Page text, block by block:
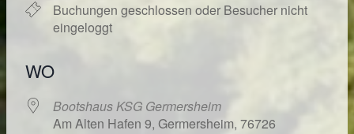
Buchungen geschlossen oder Besucher nicht
eingeloggt
WO
Bootshaus KSG Germersheim
Am Alten Hafen 9, Germersheim, 76726